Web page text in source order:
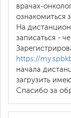
врачах-
ознакомиться
На
записаться -
https://
начала
загрузить
Спасибо за